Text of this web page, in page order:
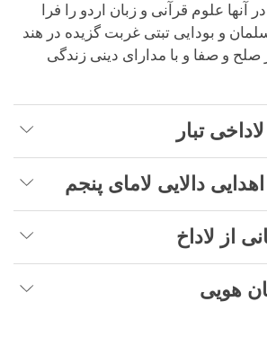
آنها علوم قرآنی و زبان اردو را فرا
و بودایی تبتی غربت گزیده در هند
صلح و صفا و با مدارای دینی زندگی
تبار
دالایی لامای پنجم
از لاداخ
هویی